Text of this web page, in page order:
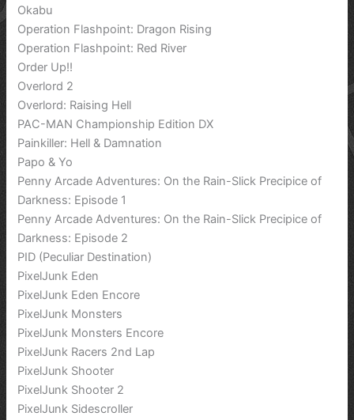
Okabu
Operation Flashpoint: Dragon Rising
Operation Flashpoint: Red River
Order Up!!
Overlord 2
Overlord: Raising Hell
PAC-MAN Championship Edition DX
Painkiller: Hell & Damnation
Papo & Yo
Penny Arcade Adventures: On the Rain-Slick Precipice of
Darkness: Episode 1
Penny Arcade Adventures: On the Rain-Slick Precipice of
Darkness: Episode 2
PID (Peculiar Destination)
PixelJunk Eden
PixelJunk Eden Encore
PixelJunk Monsters
PixelJunk Monsters Encore
PixelJunk Racers 2nd Lap
PixelJunk Shooter
PixelJunk Shooter 2
PixelJunk Sidescroller